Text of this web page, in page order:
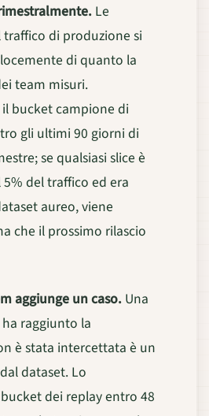
Le
di produzione si
di quanto la
team misuri.
bucket campione di
gli ultimi 90 giorni di
se qualsiasi slice è
del traffico ed era
aureo, viene
che il prossimo rilascio
aggiunge un caso. Una
raggiunto la
è stata intercettata è un
dataset. Lo
dei replay entro 48